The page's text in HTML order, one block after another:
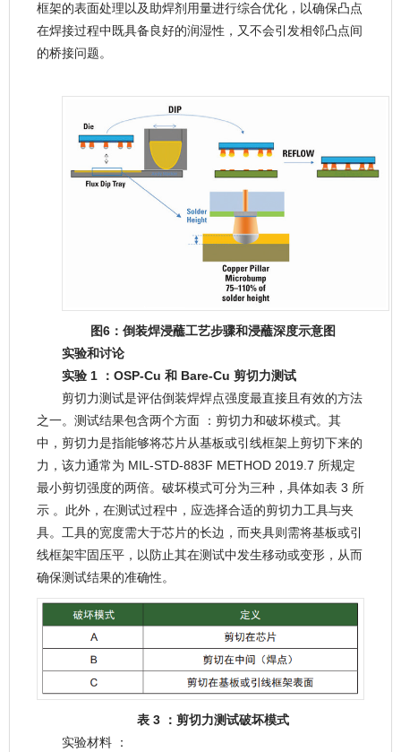
框架的表面处理以及助焊剂用量进行综合优化，以确保凸点
在焊接过程中既具备良好的润湿性，又不会引发相邻凸点间
的桥接问题。
图6：倒装焊浸蘸工艺步骤和浸蘸深度示意图
实验和讨论
实验 1 ：OSP-Cu 和 Bare-Cu 剪切力测试
剪切力测试是评估倒装焊焊点强度最直接且有效的方法
之一。测试结果包含两个方面 ：剪切力和破坏模式。其
中，剪切力是指能够将芯片从基板或引线框架上剪切下来的
力，该力通常为 MIL-STD-883F METHOD 2019.7 所规定
最小剪切强度的两倍。破坏模式可分为三种，具体如表 3 所
示 。此外，在测试过程中，应选择合适的剪切力工具与夹
具。工具的宽度需大于芯片的长边，而夹具则需将基板或引
线框架牢固压平，以防止其在测试中发生移动或变形，从而
确保测试结果的准确性。
表 3 ：剪切力测试破坏模式
实验材料 ：